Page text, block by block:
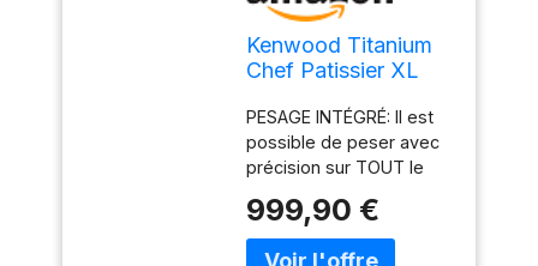
Kenwood Titanium
Chef Patissier XL
Robot Patissier
Balance Intégrée,
Batteur K, Pétrin,
Fouet, Batteur
Souple, Deux Bols,
Couvercle Anti-
PESAGE INTÉGRÉ: Il est
possible de peser avec
précision sur TOUT le
dans les accessoires
comme le blender ou le
999,90 €